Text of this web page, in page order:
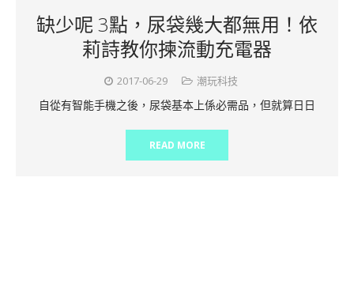
缺少呢 3點，尿袋幾大都無用！依
莉詩教你揀流動充電器
2017-06-29 潮玩科技
自從有智能手機之後，尿袋基本上係必需品，但就算日日
READ MORE